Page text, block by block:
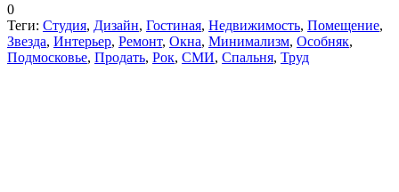
0
Теги: Студия, Дизайн, Гостиная, Недвижимость, Помещение,
Звезда, Интерьер, Ремонт, Окна, Минимализм, Особняк,
Подмосковье, Продать, Рок, СМИ, Спальня, Труд